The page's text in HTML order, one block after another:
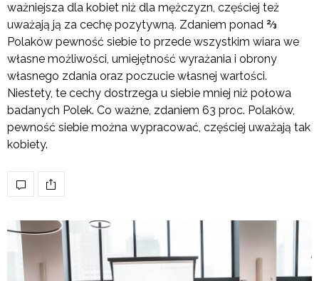
ważniejsza dla kobiet niż dla mężczyzn, częściej też
uważają ją za cechę pozytywną. Zdaniem ponad ⅔
Polaków pewność siebie to przede wszystkim wiara we
własne możliwości, umiejętność wyrażania i obrony
własnego zdania oraz poczucie własnej wartości.
Niestety, te cechy dostrzega u siebie mniej niż połowa
badanych Polek. Co ważne, zdaniem 63 proc. Polaków,
pewność siebie można wypracować, częściej uważają tak
kobiety.